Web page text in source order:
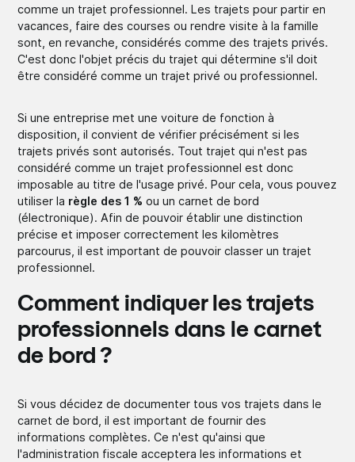
comme un trajet professionnel. Les trajets pour partir en
vacances, faire des courses ou rendre visite à la famille
sont, en revanche, considérés comme des trajets privés.
C'est donc l'objet précis du trajet qui détermine s'il doit
être considéré comme un trajet privé ou professionnel.
Si une entreprise met une voiture de fonction à
disposition, il convient de vérifier précisément si les
trajets privés sont autorisés. Tout trajet qui n'est pas
considéré comme un trajet professionnel est donc
imposable au titre de l'usage privé. Pour cela, vous pouvez
utiliser la règle des 1 % ou un carnet de bord
(électronique). Afin de pouvoir établir une distinction
précise et imposer correctement les kilomètres
parcourus, il est important de pouvoir classer un trajet
professionnel.
Comment indiquer les trajets
professionnels dans le carnet
de bord ?
Si vous décidez de documenter tous vos trajets dans le
carnet de bord, il est important de fournir des
informations complètes. Ce n'est qu'ainsi que
l'administration fiscale acceptera les informations et